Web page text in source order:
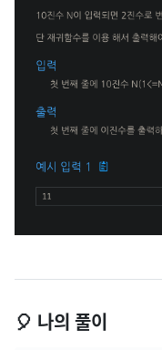
🎈 나의 풀이